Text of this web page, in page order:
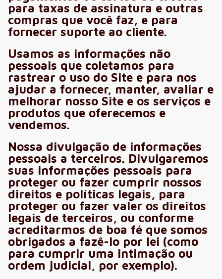
para taxas de assinatura e outras
compras que você faz, e para
fornecer suporte ao cliente.
Usamos as informações não
pessoais que coletamos para
rastrear o uso do Site e para nos
ajudar a fornecer, manter, avaliar e
melhorar nosso Site e os serviços e
produtos que oferecemos e
vendemos.
Nossa divulgação de informações
pessoais a terceiros. Divulgaremos
suas informações pessoais para
proteger ou fazer cumprir nossos
direitos e políticas legais, para
proteger ou fazer valer os direitos
legais de terceiros, ou conforme
acreditarmos de boa fé que somos
obrigados a fazê-lo por lei (como
para cumprir uma intimação ou
ordem judicial, por exemplo).